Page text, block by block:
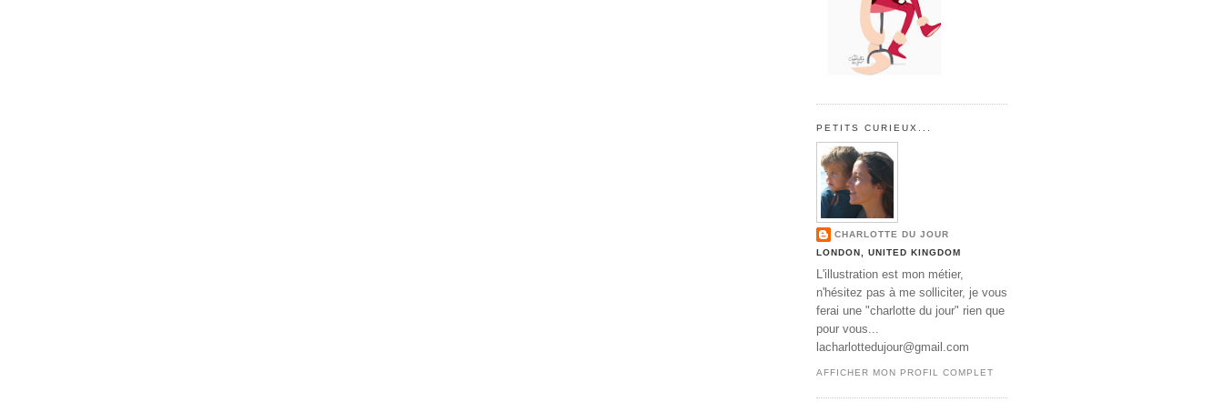
PETITS CURIEUX...
CHARLOTTE DU JOUR
LONDON, UNITED KINGDOM
L'illustration est mon métier,
n'hésitez pas à me solliciter, je vous
ferai une "charlotte du jour" rien que
pour vous...
lacharlottedujour@gmail.com
AFFICHER MON PROFIL COMPLET